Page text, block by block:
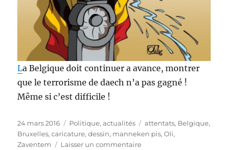
La Belgique doit continuer a avance, montrer
que le terrorisme de daech n’a pas gagné !
Même si c’est difficile !
Publié
le
24 mars 2016 Catégories
Politique, actualités Étiquettes
attentats, Belgique,
Bruxelles,caricature,dessin, manneken pis,Oli,
Zaventem
Laisser un commentairesur